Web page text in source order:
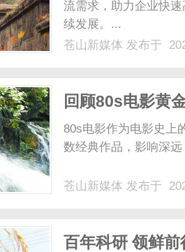
流需求，助力企业快
续发展。...
苍山新媒体 发布于
回顾80s电影黄
80s电影作为电影史上
数经典作品，影响深
苍山新媒体 发布于
百年科研 领鲜